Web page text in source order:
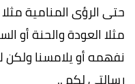
حتى الرؤى المنامية
مثلا العودة والحنة أو
نفهمه أو يلامسنا ولكن